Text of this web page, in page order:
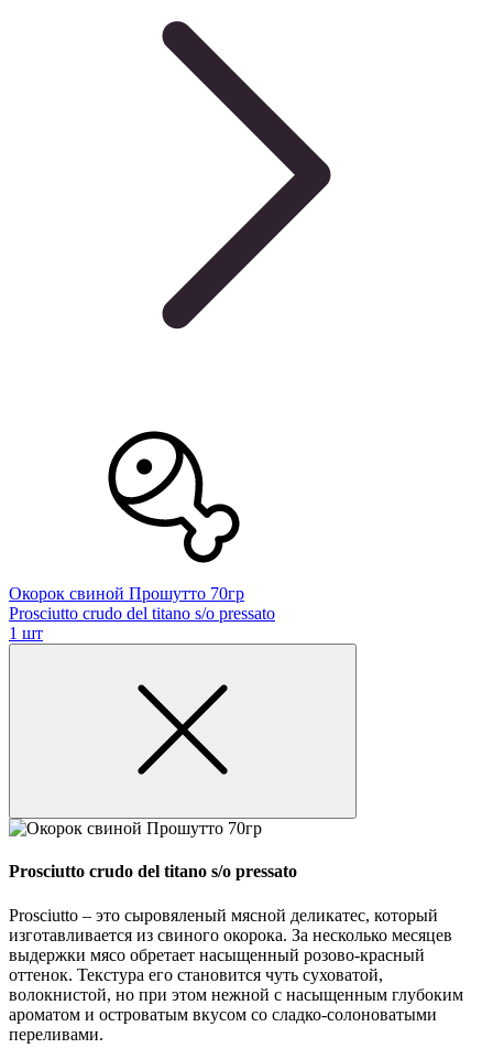
Окорок свиной Прошутто 70гр
Prosciutto crudo del titano s/o pressato
1 шт
Prosciutto crudo del titano s/o pressato
Prosciutto – это сыровяленый мясной деликатес, который
изготавливается из свиного окорока. За несколько месяцев
выдержки мясо обретает насыщенный розово-красный
оттенок. Текстура его становится чуть суховатой,
волокнистой, но при этом нежной с насыщенным глубоким
ароматом и островатым вкусом со сладко-солоноватыми
переливами.